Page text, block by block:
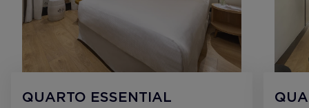
QUARTO ESSENTIAL